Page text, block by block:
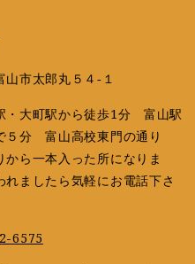
山市太郎丸５４‐１
・大町駅から徒歩1分 富山駅
５分 富山高校東門の通り
から一本入った所になりま
れましたら気軽にお電話下さ
6575